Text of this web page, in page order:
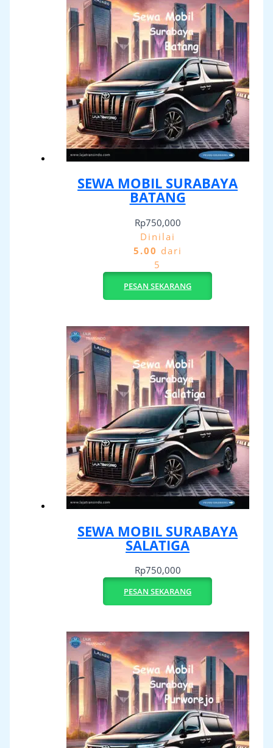
SEWA MOBIL SURABAYA
BATANG
Rp750,000
Dinilai
5.00 dari
5
PESAN SEKARANG
SEWA MOBIL SURABAYA
SALATIGA
Rp750,000
PESAN SEKARANG